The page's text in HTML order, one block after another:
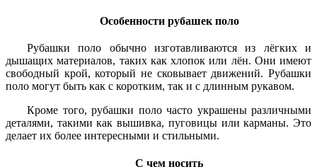
Особенности рубашек поло
Рубашки поло обычно изготавливаются из лёгких и
дышащих материалов, таких как хлопок или лён. Они имеют
свободный крой, который не сковывает движений. Рубашки
поло могут быть как с коротким, так и с длинным рукавом.
Кроме того, рубашки поло часто украшены различными
деталями, такими как вышивка, пуговицы или карманы. Это
делает их более интересными и стильными.
С чем носить